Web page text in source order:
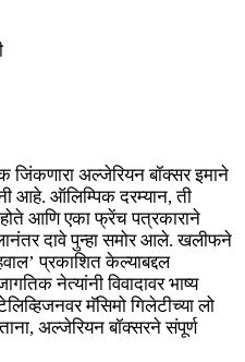
जिंकणारा अल्जेरियन बॉक्सर इमाने
आहे. ऑलिम्पिक दरम्यान, ती
आणि एका फ्रेंच पत्रकाराने
दावे पुन्हा समोर आले. खलीफने
प्रकाशित केल्याबद्दल
नेत्यांनी विवादावर भाष्य
मॅसिमो गिलेटीच्या लो
अल्जेरियन बॉक्सरने संपूर्ण